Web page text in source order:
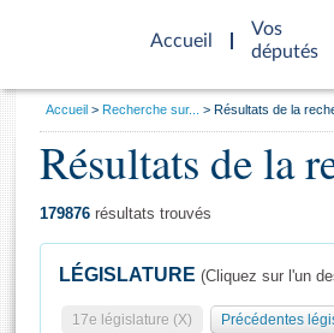
Accueil
d'accueil
Vos
députés
Général
Vous
Accueil Recherche sur... Résultats de la
Résultats de la
179876 résultats trouvés
LÉGISLATURE (Cliquez sur l'un
17e législature (X) Précédentes